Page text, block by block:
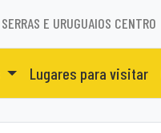
SERRAS E URUGUAIOS CENTRO
Lugares para visitar